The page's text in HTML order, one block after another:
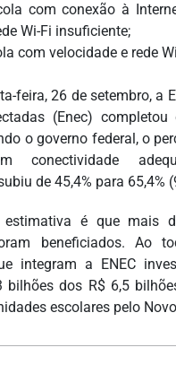
com conexão à
Wi-Fi insuficiente;
com velocidade e rede
feira, 26 de setembro, a
(Enec)
o governo federal, o
conectividade
de 45,4% para 65,4%
é que mais
beneficiados. Ao
integram a ENEC
bilhões dos R$ 6,5
escolares pelo